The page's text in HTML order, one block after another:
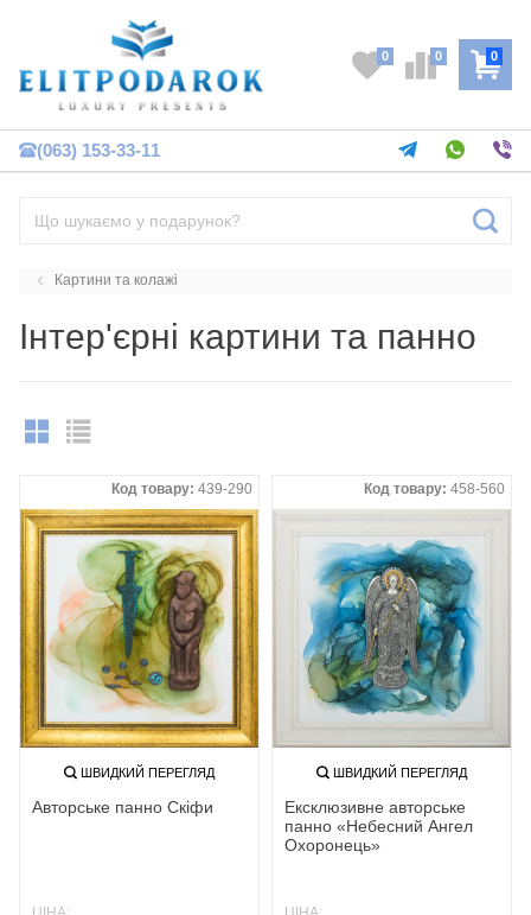
0
0 0
(063) 153-33-11
Картини та колажі
Інтер'єрні картини та панно
Код товару: 439-290
ШВИДКИЙ ПЕРЕГЛЯД
Авторське панно Скіфи
Код товару: 458-560
ШВИДКИЙ ПЕРЕГЛЯД
Ексклюзивне авторське
панно «Небесний Ангел
Охоронець‎»‎